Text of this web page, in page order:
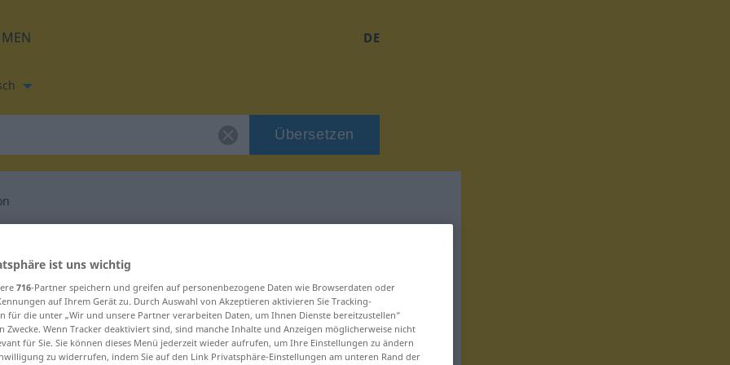
DE
Übersetzen
für "Reaktion"
ist uns wichtig
716-Partner speichern und greifen auf personenbezogene Daten wie Browserdaten oder
auf Ihrem Gerät zu. Durch Auswahl von Akzeptieren aktivieren Sie Tracking-
für die unter „Wir und unsere Partner verarbeiten Daten, um Ihnen Dienste bereitzustellen“
Zwecke. Wenn Tracker deaktiviert sind, sind manche Inhalte und Anzeigen möglicherweise nicht
für Sie. Sie können dieses Menü jederzeit wieder aufrufen, um Ihre Einstellungen zu ändern
zu widerrufen, indem Sie auf den Link Privatsphäre-Einstellungen am unteren Rand der